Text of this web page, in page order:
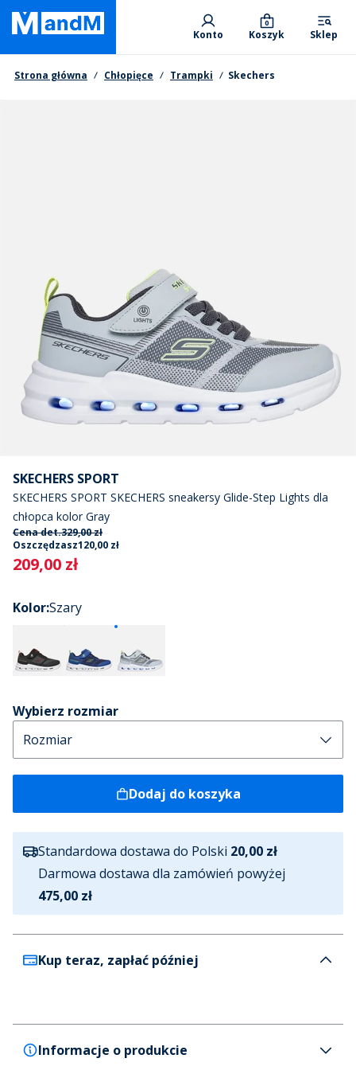
Skip
main
content
Primary departments
Konto Koszyk
0
Sklep
Nawigacja okruszkowa
Strona główna Chłopięce Trampki Skechers
SKECHERS SPORT
SKECHERS SPORT SKECHERS sneakersy Glide-Step Lights dla
chłopca kolor Gray
Cena det.329,00 zł
Oszczędzasz120,00 zł
Current
209,00 zł
Kolor:Szary
Wybierz rozmiar
Dodaj do koszyka
Standardowa dostawa do Polski 20,00 zł
Darmowa dostawa dla zamówień powyżej
475,00 zł
Kup teraz, zapłać później
Informacje o produkcie